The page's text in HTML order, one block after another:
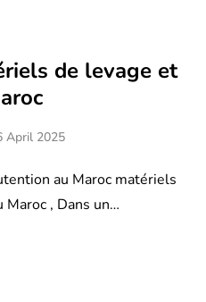
de levage et
April 2025
au Maroc matériels
, Dans un…